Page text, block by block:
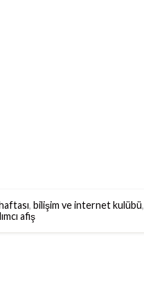
, bilişim ve internet kulübü,
afiş